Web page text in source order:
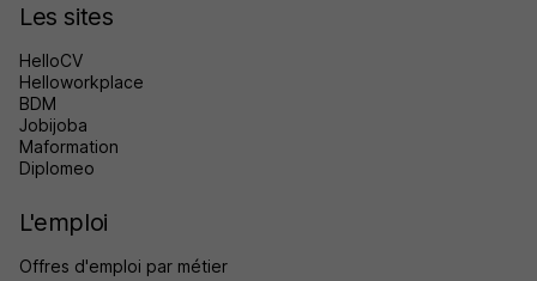
Les sites
HelloCV
Helloworkplace
BDM
Jobijoba
Maformation
Diplomeo
L'emploi
Offres d'emploi par métier